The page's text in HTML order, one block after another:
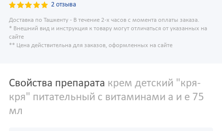
2 отзыва
Доставка по Ташкенту - В течение 2-х часов с момента оплаты заказа.
* Внешний вид и инструкция к товару могут отличаться от указанных на
сайте
** Цена действительна для заказов, оформленных на сайте
Свойства препарата крем детский "кря-
кря" питательный с витаминами а и е 75
мл